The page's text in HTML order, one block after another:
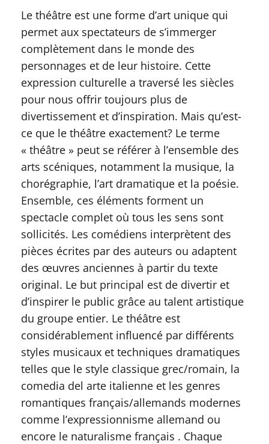
Le théâtre est une forme d’art unique qui
permet aux spectateurs de s’immerger
complètement dans le monde des
personnages et de leur histoire. Cette
expression culturelle a traversé les siècles
pour nous offrir toujours plus de
divertissement et d’inspiration. Mais qu’est-
ce que le théâtre exactement? Le terme
« théâtre » peut se référer à l’ensemble des
arts scéniques, notamment la musique, la
chorégraphie, l’art dramatique et la poésie.
Ensemble, ces éléments forment un
spectacle complet où tous les sens sont
sollicités. Les comédiens interprètent des
pièces écrites par des auteurs ou adaptent
des œuvres anciennes à partir du texte
original. Le but principal est de divertir et
d’inspirer le public grâce au talent artistique
du groupe entier. Le théâtre est
considérablement influencé par différents
styles musicaux et techniques dramatiques
telles que le style classique grec/romain, la
comedia del arte italienne et les genres
romantiques français/allemands modernes
comme l’expressionnisme allemand ou
encore le naturalisme français . Chaque